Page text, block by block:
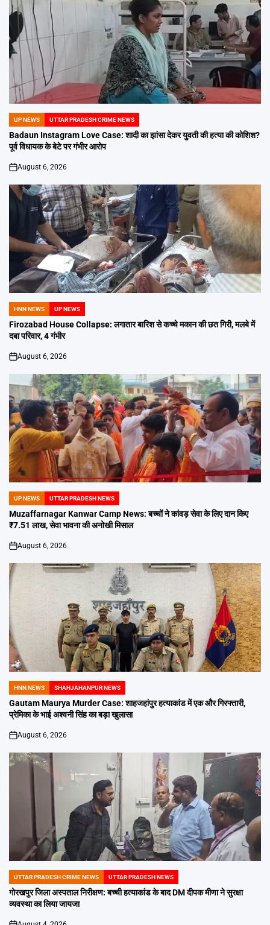
POSTED
IN
UP NEWS UTTAR PRADESH CRIME NEWS
Badaun Instagram Love Case: शादी का झांसा देकर युवती की हत्या की कोशिश?
पूर्व विधायक के बेटे पर गंभीर आरोप
on
August 6, 2026
POSTED
IN
HNN NEWS UP NEWS
Firozabad House Collapse: लगातार बारिश से कच्चे मकान की छत गिरी, मलबे में
दबा परिवार, 4 गंभीर
on
August 6, 2026
POSTED
IN
UP NEWS UTTAR PRADESH NEWS
Muzaffarnagar Kanwar Camp News: बच्चों ने कांवड़ सेवा के लिए दान किए
₹7.51 लाख, सेवा भावना की अनोखी मिसाल
on
August 6, 2026
POSTED
IN
HNN NEWS SHAHJAHANPUR NEWS
Gautam Maurya Murder Case: शाहजहांपुर हत्याकांड में एक और गिरफ्तारी,
प्रेमिका के भाई अश्वनी सिंह का बड़ा खुलासा
on
August 6, 2026
POSTED
IN
UTTAR PRADESH CRIME NEWS UTTAR PRADESH NEWS
गोरखपुर जिला अस्पताल निरीक्षण: बच्ची हत्याकांड के बाद DM दीपक मीणा ने सुरक्षा
व्यवस्था का लिया जायजा